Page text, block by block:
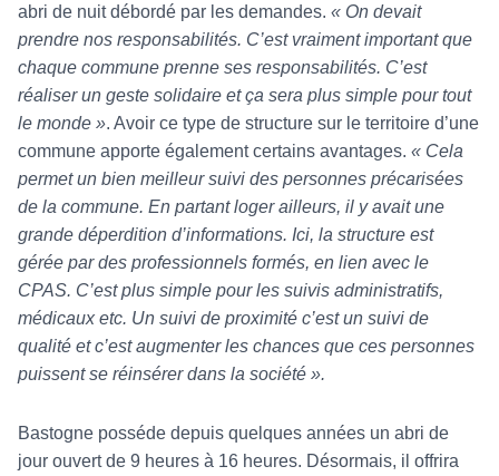
abri de nuit débordé par les demandes. « On devait
prendre nos responsabilités. C’est vraiment important que
chaque commune prenne ses responsabilités. C’est
réaliser un geste solidaire et ça sera plus simple pour tout
le monde ». Avoir ce type de structure sur le territoire d’une
commune apporte également certains avantages. « Cela
permet un bien meilleur suivi des personnes précarisées
de la commune. En partant loger ailleurs, il y avait une
grande déperdition d’informations. Ici, la structure est
gérée par des professionnels formés, en lien avec le
CPAS. C’est plus simple pour les suivis administratifs,
médicaux etc. Un suivi de proximité c’est un suivi de
qualité et c’est augmenter les chances que ces personnes
puissent se réinsérer dans la société ».
Bastogne posséde depuis quelques années un abri de
jour ouvert de 9 heures à 16 heures. Désormais, il offrira